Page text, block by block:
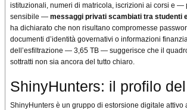
istituzionali, numeri di matricola, iscrizioni ai corsi e —
sensibile — messaggi privati scambiati tra studenti
ha dichiarato che non risultano compromesse
documenti d’identità governativi o informazioni
dell’esfiltrazione — 3,65 TB — suggerisce che il
sottratti non sia ancora del tutto chiaro.
ShinyHunters: il profilo
ShinyHunters è un gruppo di estorsione digitale attivo